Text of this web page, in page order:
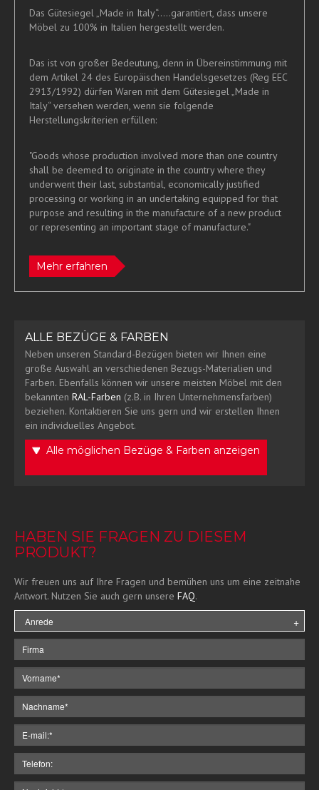
Das Gütesiegel „Made in Italy“.....garantiert, dass unsere
Möbel zu 100% in Italien hergestellt werden.
Das ist von großer Bedeutung, denn in Übereinstimmung mit
dem Artikel 24 des Europäischen Handelsgesetzes (Reg EEC
2913/1992) dürfen Waren mit dem Gütesiegel „Made in
Italy“ versehen werden, wenn sie folgende
Herstellungskriterien erfüllen:
"Goods whose production involved more than one country
shall be deemed to originate in the country where they
underwent their last, substantial, economically justified
processing or working in an undertaking equipped for that
purpose and resulting in the manufacture of a new product
or representing an important stage of manufacture."
Mehr erfahren
ALLE BEZÜGE & FARBEN
Neben unseren Standard-Bezügen bieten wir Ihnen eine
große Auswahl an verschiedenen Bezugs-Materialien und
Farben. Ebenfalls können wir unsere meisten Möbel mit den
bekannten RAL-Farben (z.B. in Ihren Unternehmensfarben)
beziehen. Kontaktieren Sie uns gern und wir erstellen Ihnen
ein individuelles Angebot.
Alle möglichen Bezüge & Farben anzeigen
HABEN SIE FRAGEN ZU DIESEM
PRODUKT?
Wir freuen uns auf Ihre Fragen und bemühen uns um eine zeitnahe
Antwort. Nutzen Sie auch gern unsere FAQ.